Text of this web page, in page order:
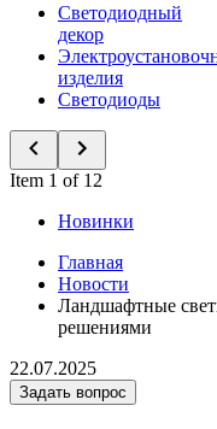
Светодиодный
декор
изделия
Светодиоды
Item 1 of 12
Новинки
Главная
Новости
Ландшафтные
решениями
22.07.2025
Задать вопрос